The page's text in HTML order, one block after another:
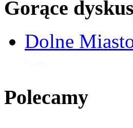
Gorące
Dolne
Polecamy